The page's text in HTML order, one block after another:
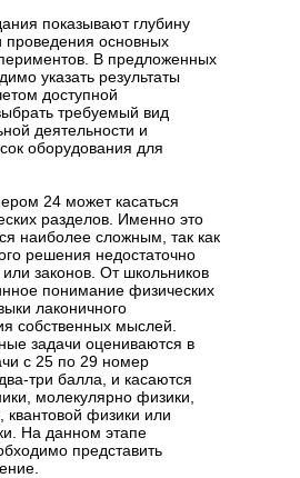
показывают глубину
проведения основных
В предложенных
указать результаты
доступной
требуемый вид
деятельности и
оборудования для
24 может касаться
разделов. Именно это
наиболее сложным, так как
решения недостаточно
законов. От школьников
понимание физических
лаконичного
собственных мыслей.
задачи оцениваются в
с 25 по 29 номер
три балла, и касаются
молекулярно физики,
квантовой физики или
На данном этапе
представить